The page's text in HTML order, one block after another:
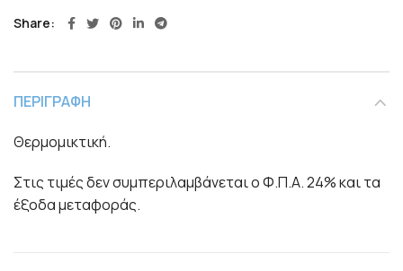
Share
ΠΕΡΙΓΡΑΦΉ
Θερμομικτική.
Στις τιμές δεν συμπεριλαμβάνεται ο Φ.Π.Α. 24% και τα
έξοδα μεταφοράς.